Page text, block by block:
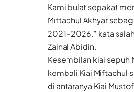
Kami bulat sepakat
Miftachul Akhyar
2021-2026,” kata
Zainal Abidin.
Kesembilan kiai sepuh
kembali Kiai Miftachul
di antaranya Kiai